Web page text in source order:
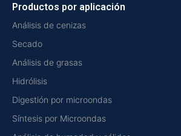
Productos por aplicación
Análisis de cenizas
Secado
Análisis de grasas
Hidrólisis
Digestión por microondas
Síntesis por Microondas